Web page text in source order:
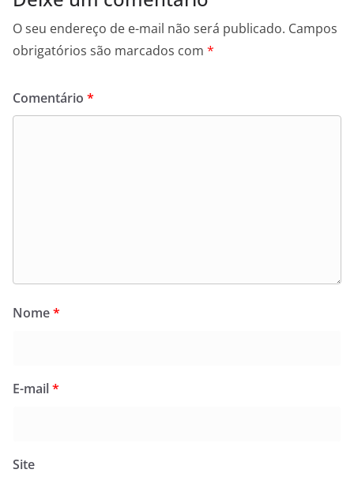
O seu endereço de e-mail não será publicado. Campos
obrigatórios são marcados com *
Comentário *
Nome*
E-mail*
Site